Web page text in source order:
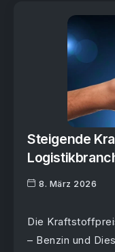
Steigende
8. März 2026
Die
– Benzin und